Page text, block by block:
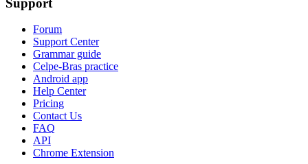
Forum
Support Center
Grammar guide
Celpe-Bras practice
Android app
Help Center
Pricing
Contact Us
FAQ
API
Chrome Extension